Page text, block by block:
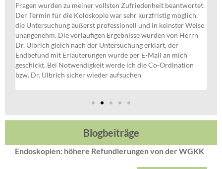
Fragen wurden zu meiner vollsten Zufriedenheit beantwortet.
Der Termin für die Koloskopie war sehr kurzfristig möglich,
die Untersuchung äußerst professionell und in keinster Weise
unangenehm. Die vorläufigen Ergebnisse wurden von Herrn
Dr. Ulbrich gleich nach der Untersuchung erklärt, der
Endbefund mit Erläuterungen wurde per E-Mail an mich
geschickt. Bei Notwendigkeit werde ich die Co-Ordination
bzw. Dr. Ulbrich sicher wieder aufsuchen
Blogbeiträge
Endoskopien: höhere Refundierungen von der WGKK